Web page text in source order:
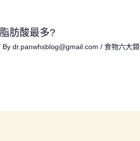
肪酸最多?
Bydr.panwhsblog@gmail.com/食物六大類